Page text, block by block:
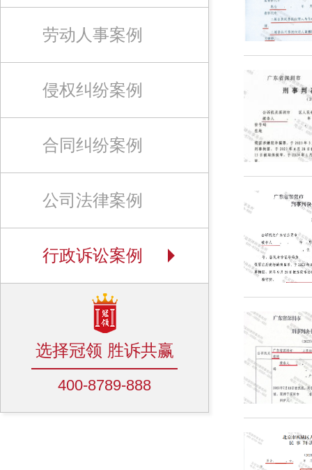
劳动人事案例
侵权纠纷案例
合同纠纷案例
公司法律案例
行政诉讼案例
选择冠领 胜诉共赢
400-8789-888